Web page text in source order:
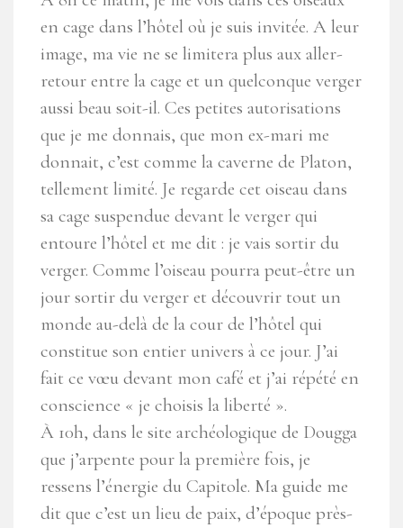
en cage dans l’hôtel où je suis invitée. A leur
image, ma vie ne se limitera plus aux aller-
retour entre la cage et un quelconque verger
aussi beau soit-il. Ces petites autorisations
que je me donnais, que mon ex-mari me
donnait, c’est comme la caverne de Platon,
tellement limité. Je regarde cet oiseau dans
sa cage suspendue devant le verger qui
entoure l’hôtel et me dit : je vais sortir du
verger. Comme l’oiseau pourra peut-être un
jour sortir du verger et découvrir tout un
monde au-delà de la cour de l’hôtel qui
constitue son entier univers à ce jour. J’ai
fait ce vœu devant mon café et j’ai répété en
conscience « je choisis la liberté ».
À 10h, dans le site archéologique de Dougga
que j’arpente pour la première fois, je
ressens l’énergie du Capitole. Ma guide me
dit que c’est un lieu de paix, d’époque près-